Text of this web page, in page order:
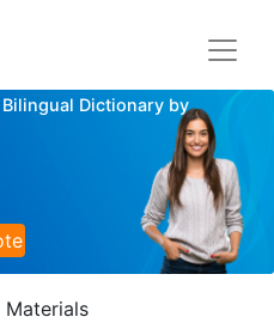
Dictionary by
Materials